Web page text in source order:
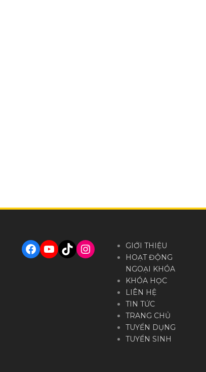
Facebook YouTube TikTok Instagram
GIỚI THIỆU
HOẠT ĐỘNG
NGOẠI KHÓA
KHÓA HỌC
LIÊN HỆ
TIN TỨC
TRANG CHỦ
TUYỂN DỤNG
TUYỂN SINH